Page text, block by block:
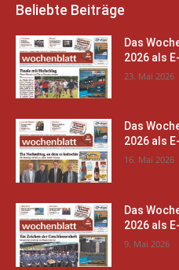
Beliebte Beiträge
Das
2026 als
23. Mai 2026
Das
2026 als
16. Mai 2026
Das
2026 als
9. Mai 2026